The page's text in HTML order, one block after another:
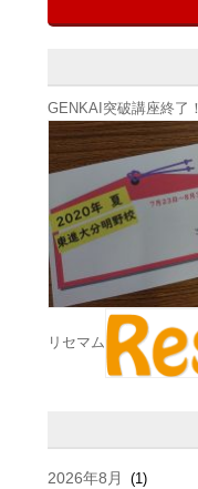
GENKAI突破講座終了！
リセマム
2026年8月 (1)